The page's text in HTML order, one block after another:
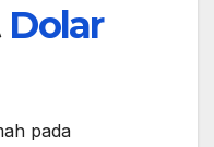
Dolar
pada